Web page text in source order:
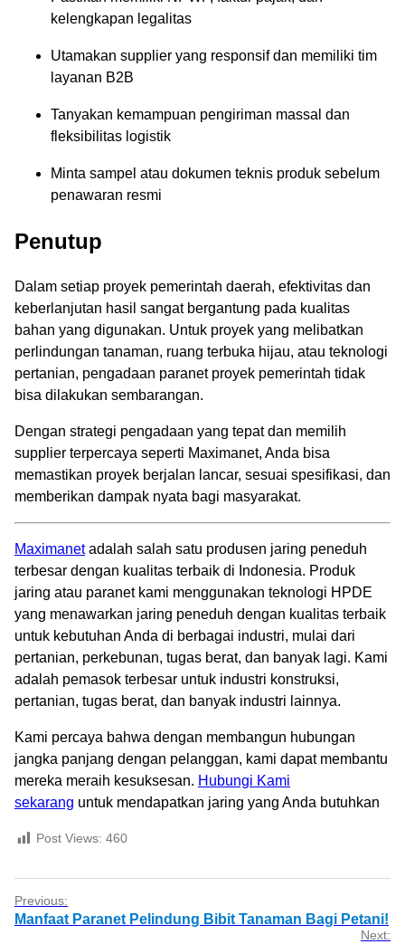
kelengkapan legalitas
Utamakan supplier yang responsif dan memiliki tim
layanan B2B
Tanyakan kemampuan pengiriman massal dan
fleksibilitas logistik
Minta sampel atau dokumen teknis produk sebelum
penawaran resmi
Penutup
Dalam setiap proyek pemerintah daerah, efektivitas dan
keberlanjutan hasil sangat bergantung pada kualitas
bahan yang digunakan. Untuk proyek yang melibatkan
perlindungan tanaman, ruang terbuka hijau, atau teknologi
pertanian, pengadaan paranet proyek pemerintah tidak
bisa dilakukan sembarangan.
Dengan strategi pengadaan yang tepat dan memilih
supplier terpercaya seperti Maximanet, Anda bisa
memastikan proyek berjalan lancar, sesuai spesifikasi, dan
memberikan dampak nyata bagi masyarakat.
Maximanetadalah salah satu produsen jaring peneduh
terbesar dengan kualitas terbaik di Indonesia. Produk
jaring atau paranet kami menggunakan teknologi HPDE
yang menawarkan jaring peneduh dengan kualitas terbaik
untuk kebutuhan Anda di berbagai industri, mulai dari
pertanian, perkebunan, tugas berat, dan banyak lagi. Kami
adalah pemasok terbesar untuk industri konstruksi,
pertanian, tugas berat, dan banyak industri lainnya.
Kami percaya bahwa dengan membangun hubungan
jangka panjang dengan pelanggan, kami dapat membantu
mereka meraih kesuksesan. Hubungi Kami
sekarang untuk mendapatkan jaring yang Anda butuhkan
Post Views: 460
Previous:
Manfaat Paranet Pelindung Bibit Tanaman Bagi Petani!
Next: